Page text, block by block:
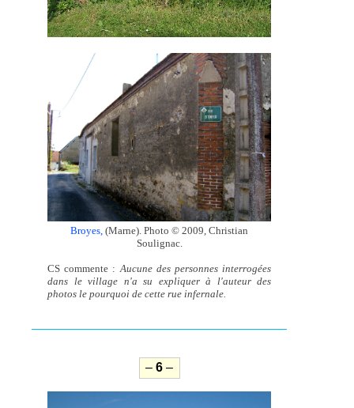
Broyes, (Marne). Photo © 2009, Christian
Soulignac.
CS commente : Aucune des personnes interrogées
dans le village n'a su expliquer à l'auteur des
photos le pourquoi de cette rue infernale.
–6 –